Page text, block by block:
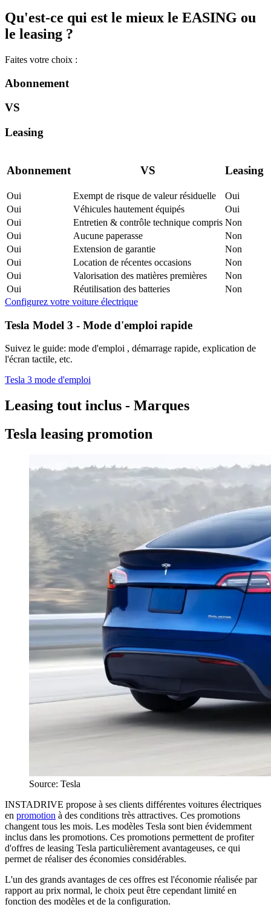
Qu'est-ce qui est le mieux le EASING ou
le leasing ?
Faites votre choix :
Abonnement
VS
Leasing
Abonnement VS Leasing
Oui Exempt de risque de valeur résiduelle
Oui
Oui
Véhicules hautement équipés
Oui
Oui
Entretien & contrôle technique compris Non
Oui
Aucune paperasse
Non
Oui
Extension de garantie
Non
Oui
Location de récentes occasions
Non
Oui
Valorisation des matières premières
Non
Oui
Réutilisation des batteries
Non
Configurez votre voiture électrique
Tesla Model 3 - Mode d'emploi rapide
Suivez le guide: mode d'emploi , démarrage rapide, explication de
l'écran tactile, etc.
Tesla 3 mode d'emploi
Leasing tout inclus - Marques
Tesla leasing promotion
Source: Tesla
INSTADRIVE propose à ses clients différentes voitures électriques
en promotion à des conditions très attractives. Ces promotions
changent tous les mois. Les modèles Tesla sont bien évidemment
inclus dans les promotions. Ces promotions permettent de profiter
d'offres de leasing Tesla particulièrement avantageuses, ce qui
permet de réaliser des économies considérables.
L'un des grands avantages de ces offres est l'économie réalisée par
rapport au prix normal, le choix peut être cependant limité en
fonction des modèles et de la configuration.